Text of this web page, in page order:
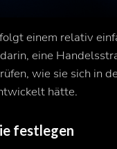
einem relativ
eine
wie sie sich in
hätte.
festlegen